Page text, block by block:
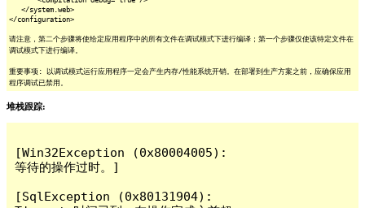
</system.web>
</configuration>
请注意，第二个步骤将使给定应用程序中的所有文件在调试模式下进行编译；第一个步骤仅使该特定文件在
调试模式下进行编译。
重要事项: 以调试模式运行应用程序一定会产生内存/性能系统开销。在部署到生产方案之前，应确保应用
程序调试已禁用。
堆栈跟踪:
[Win32Exception (0x80004005):
等待的操作过时。]
[SqlException (0x80131904):